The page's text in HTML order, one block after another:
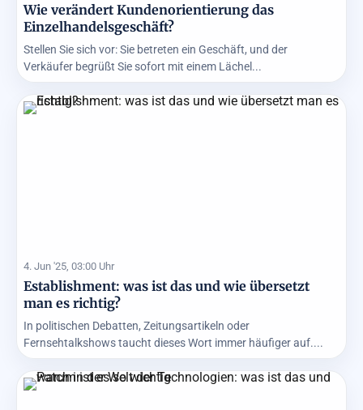
Wie verändert Kundenorientierung das
Einzelhandelsgeschäft?
Stellen Sie sich vor: Sie betreten ein Geschäft, und der
Verkäufer begrüßt Sie sofort mit einem Lächel...
4. Jun '25, 03:00 Uhr
Establishment: was ist das und wie übersetzt
man es richtig?
In politischen Debatten, Zeitungsartikeln oder
Fernsehtalkshows taucht dieses Wort immer häufiger auf....